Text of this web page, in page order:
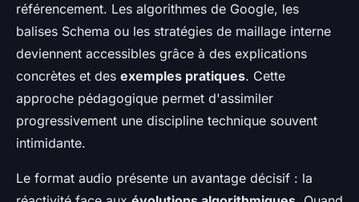
référencement. Les algorithmes de Google, les
balises Schema ou les stratégies de maillage interne
deviennent accessibles grâce à des explications
concrètes et des exemples pratiques. Cette
approche pédagogique permet d'assimiler
progressivement une discipline technique souvent
intimidante.
Le format audio présente un avantage décisif : la